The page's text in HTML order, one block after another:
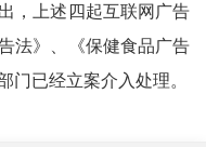
，上述四起互联网广告
法》、《保健食品广告
门已经立案介入处理。